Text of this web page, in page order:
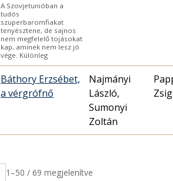
A Szovjetunióban a
tudós
szuperbaromfiakat
tenyésztene, de sajnos
nem megfelelő tojásokat
kap, aminek nem lesz jó
vége. Különleg
Báthory Erzsébet,
a vérgrófnő
Najmányi
László,
Sumonyi
Zoltán
1–50 / 69 megjelenítve